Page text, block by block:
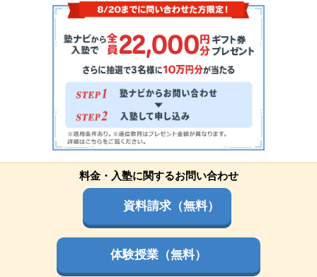
料金・入塾に関するお問い合わせ
資料請求（無料）
体験授業（無料）